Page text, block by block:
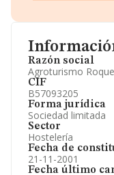
Razón social
Agroturismo
CIF
B57093205
Forma jurídica
Sociedad limitada
Sector
Hostelería
Fecha de
21-11-2001
Fecha último
Información